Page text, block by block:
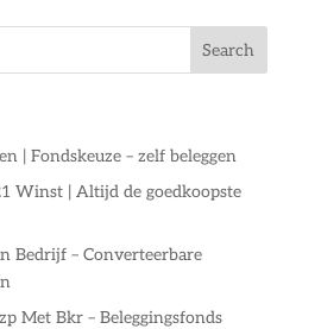
| Fondskeuze – zelf beleggen
Winst | Altijd de goedkoopste
Bedrijf – Converteerbare
Met Bkr – Beleggingsfonds